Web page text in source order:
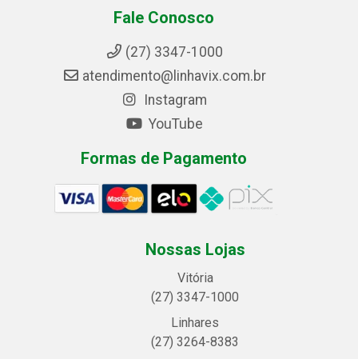
Fale Conosco
(27) 3347-1000
atendimento@linhavix.com.br
Instagram
YouTube
Formas de Pagamento
Nossas Lojas
Vitória
(27) 3347-1000
Linhares
(27) 3264-8383